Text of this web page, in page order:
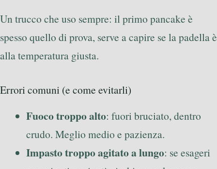
Un trucco che uso sempre: il primo pancake è
spesso quello di prova, serve a capire se la padella è
alla temperatura giusta.
Errori comuni (e come evitarli)
Fuoco troppo alto: fuori bruciato, dentro
crudo. Meglio medio e pazienza.
Impasto troppo agitato a lungo: se esageri